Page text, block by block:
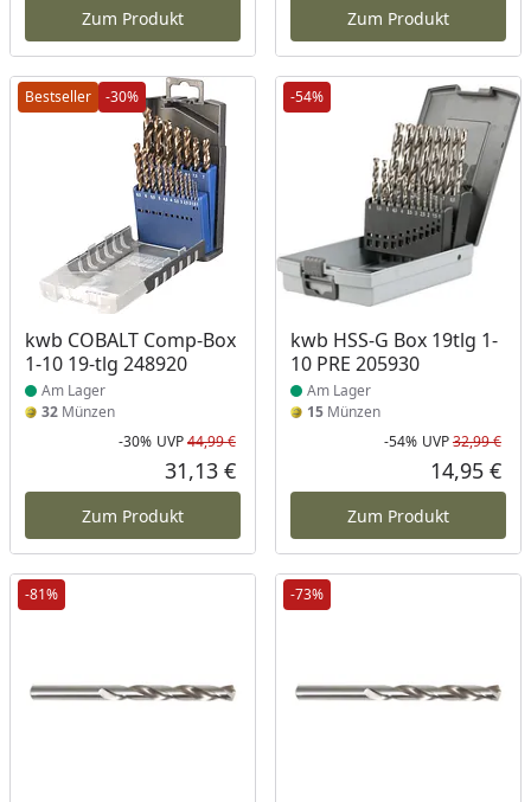
Zum Produkt Zum Produkt
Bestseller -30%
kwb COBALT Comp-Box
1-10 19-tlg 248920
Produkt am Lager
Am Lager
32 Münzen
Rabatt in Prozent
-30%
Ursprünglicher Preis
UVP44,99 €
Aktueller Preis
31,13 €
Zum Produkt
-54%
kwb HSS-G Box 19tlg 1-
10 PRE 205930
Produkt am Lager
Am Lager
15Münzen
-54% UVP32,99 €
14,95 €
Zum Produkt
-81% -73%